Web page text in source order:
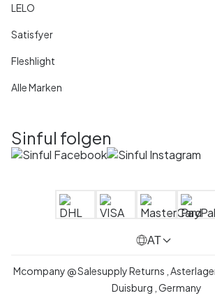
LELO
Satisfyer
Fleshlight
Alle Marken
Sinful folgen
AT
Mcompany @ Salesupply Returns ,
Duisburg , Germany